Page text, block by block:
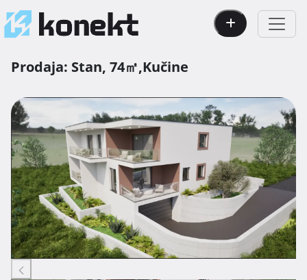
Prodaja: Stan, 74㎡,Kučine